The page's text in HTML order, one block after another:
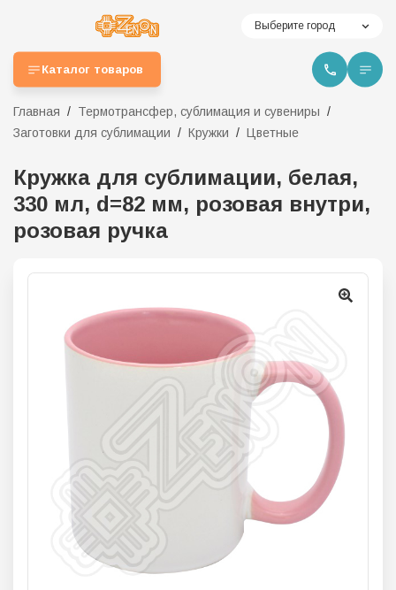
Выберите город
Каталог товаров
Главная
Термотрансфер, сублимация и сувениры
Заготовки для сублимации
Кружки Цветные
Кружка для сублимации, белая,
330 мл, d=82 мм, розовая внутри,
розовая ручка